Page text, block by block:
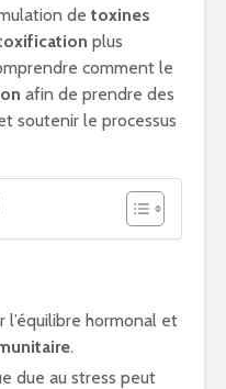
de toxines
plus
comment le
afin de prendre des
soutenir le processus
hormonal et
.
due au stress peut